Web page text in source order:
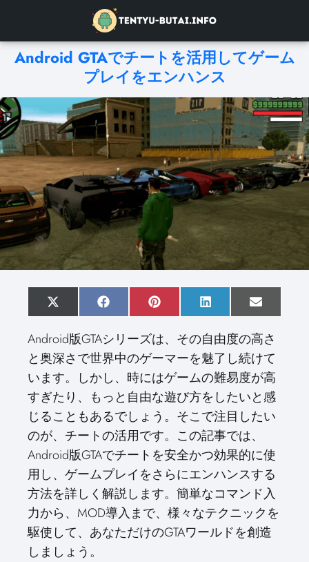
Android GTAでチートを活用してゲーム
プレイをエンハンス
S
h
r
e
o
n
X
(
w
i
t
t
e
r
)
S
h
r
e
o
F
a
e
b
o
k
S
h
r
e
o
n
P
i
t
e
r
e
s
t
S
h
r
e
o
n
L
i
k
e
d
I
n
S
h
r
e
o
n
E
m
i
Android版GTAシリーズは、その自由度の高さ
と奥深さで世界中のゲーマーを魅了し続けて
います。しかし、時にはゲームの難易度が高
すぎたり、もっと自由な遊び方をしたいと感
じることもあるでしょう。そこで注目したい
のが、チートの活用です。この記事では、
Android版GTAでチートを安全かつ効果的に使
用し、ゲームプレイをさらにエンハンスする
方法を詳しく解説します。簡単なコマンド入
力から、MOD導入まで、様々なテクニックを
駆使して、あなただけのGTAワールドを創造
しましょう。